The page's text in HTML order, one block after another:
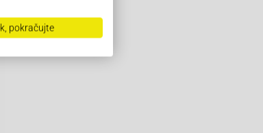
pokračujte